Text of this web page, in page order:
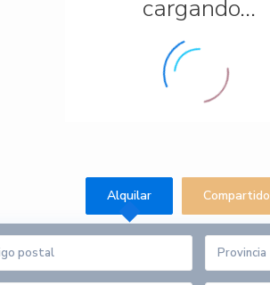
cargando...
Alquilar Compartido
Provincia